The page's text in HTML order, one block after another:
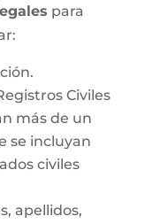
para
Civiles
más de un
se incluyan
civiles
apellidos,